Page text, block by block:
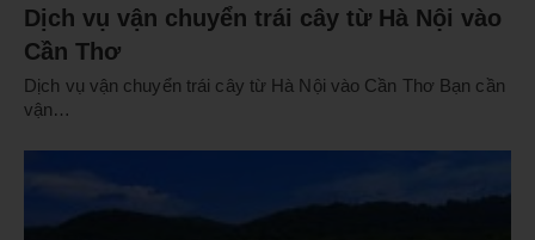
Dịch vụ vận chuyển trái cây từ Hà Nội vào
Cần Thơ
Dịch vụ vận chuyển trái cây từ Hà Nội vào Cần Thơ Bạn cần
vận…